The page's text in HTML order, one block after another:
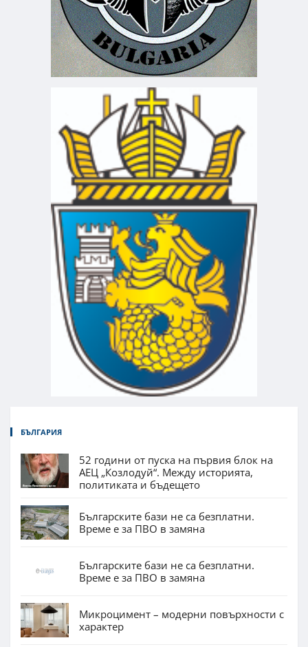
БЪЛГАРИЯ
52 години от пуска на първия блок на
АЕЦ „Козлодуй“. Между историята,
политиката и бъдещето
Българските бази не са безплатни.
Време е за ПВО в замяна
Българските бази не са безплатни.
Време е за ПВО в замяна
Микроцимент – модерни повърхности с
характер